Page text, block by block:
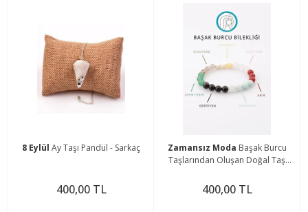
8 Eylül Ay Taşı Pandül - Sarkaç
400,00 TL
Zamansız Moda Başak Burcu
Taşlarından Oluşan Doğal Taş
Bilekliği
400,00 TL